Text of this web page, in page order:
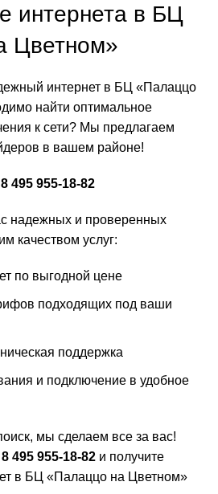
интернета в БЦ
Цветном»
интернет в БЦ «Палаццо
найти оптимальное
к сети? Мы предлагаем
в вашем районе!
495 955-18-82
надежных и проверенных
качеством услуг:
по выгодной цене
подходящих под ваши
поддержка
и подключение в удобное
мы сделаем все за вас!
8 495 955-18-82 и получите
в БЦ «Палаццо на Цветном»